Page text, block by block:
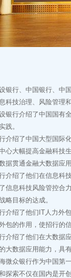
行、中国银行、中国
科技治理、风险管理
行介绍了中国国有全
践。
绍了中国大型国际化
心大幅提高金融科技
据贯通金融大数据应
绍了他们在信息科技
信息科技风险管控合
略目标的达成。
绍了他们IT人力外包
包的作用，使招行的
绍了他们在大数据应
大数据应用能力，具
众银行作为中国第一
探索不仅在国内是开